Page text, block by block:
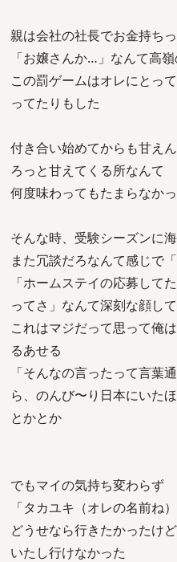
親は会社の社長でお金持ち
「お嬢さんか…」なんて高
この罰ゲームはオレにとっ
ってたりもした
付き合い始めてからも甘え
ろっと甘えてくる所なんて
何度味わってもたまらなか
そんな時、受験シーズンに
また冗談だろなんて感じで
「ホームステイの応募して
ってさ」なんて深刻な顔し
これはマジだって思って俺
るあせる
「そんなの言ったって言葉
ら、のんび〜り日本にいた
とかとか
でもマイの気持ち変わらず
「タカユキ（オレの名前ね
どうせなら行きたかったけ
いたし行けなかった